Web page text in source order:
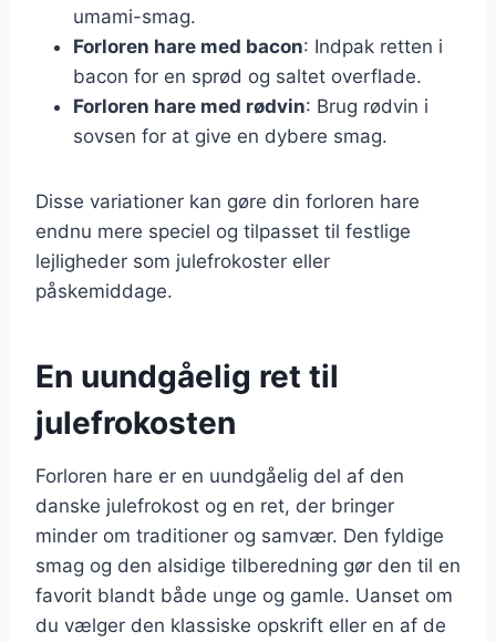
umami-smag.
Forloren hare med bacon: Indpak retten i
bacon for en sprød og saltet overflade.
Forloren hare med rødvin: Brug rødvin i
sovsen for at give en dybere smag.
Disse variationer kan gøre din forloren hare
endnu mere speciel og tilpasset til festlige
lejligheder som julefrokoster eller
påskemiddage.
En uundgåelig ret til
julefrokosten
Forloren hare er en uundgåelig del af den
danske julefrokost og en ret, der bringer
minder om traditioner og samvær. Den fyldige
smag og den alsidige tilberedning gør den til en
favorit blandt både unge og gamle. Uanset om
du vælger den klassiske opskrift eller en af de